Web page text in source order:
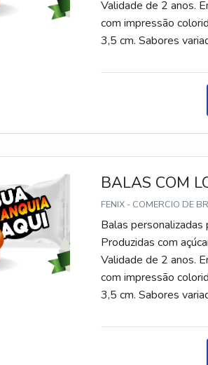
Validade de 2 anos.
com impressão
3,5 cm. Sabores
BALAS COM
FENIX - COMERCIO DE
Balas
Produzidas com
Validade de 2 anos.
com impressão
3,5 cm. Sabores